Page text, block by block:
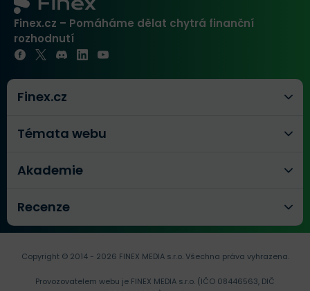
které se aktuálně v
kryptoměnovém světě
nacházejí.
To je skutečně mnoho “nej,”
zaslouží, protože pokud bude
úspěšný, tak může přinést
kryptoměnách
Finex.cz – Pomáháme dělat chytrá finanční
rozhodnutí
Finex.cz
Témata webu
Akademie
Recenze
Copyright © 2014 - 2026 FINEX MEDIA s.r.o.Všechna práva vyhrazena.
Provozovatelem webu je FINEX MEDIA s.r.o. (IČO 08446563, DIČ